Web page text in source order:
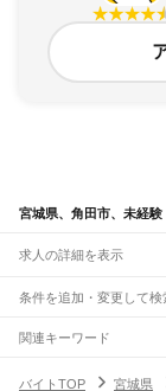
宮城県、角田市、未経
求人の詳細を表示
条件を追加・変更して検
市区町村を追加・変更
宮城県すべて
駅を追加・変更
関連キーワード
宮城県 未経験・初心
バイトTOP 宮城県